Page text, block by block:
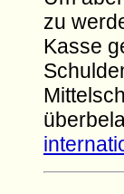
zu
Kasse